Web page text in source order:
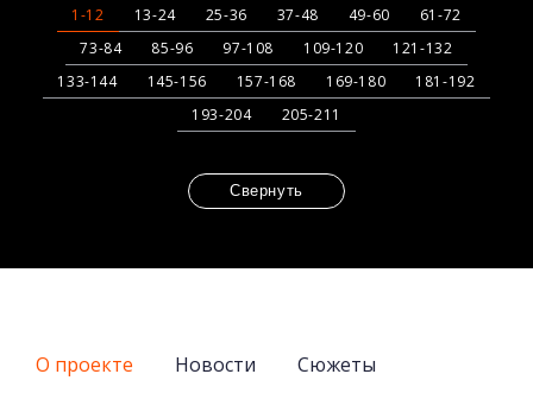
1-12 13-24 25-36 37-48 49-60
61-72
73-84
85-96 97-108 109-120
121-132
133-144
145-156 157-168 169-180
181-192
193-204
205-211
Свернуть
О проекте Новости
Сюжеты